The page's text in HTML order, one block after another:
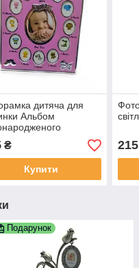
дитяча для
Альбом
₴
Купити
215
Подарунок